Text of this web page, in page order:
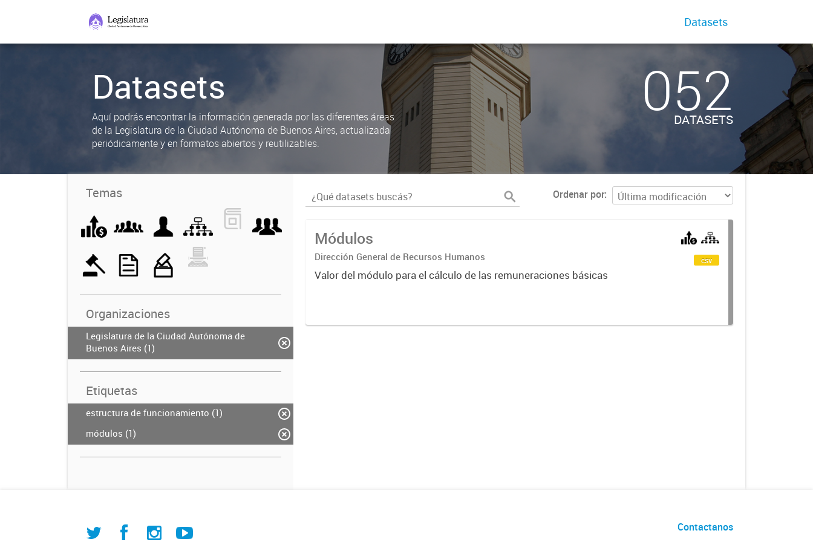
Datasets
Datasets
Aquí podrás encontrar la información generada por las diferentes áreas
de la Legislatura de la Ciudad Autónoma de Buenos Aires, actualizada
periódicamente y en formatos abiertos y reutilizables.
052
DATASETS
Temas
Organizaciones
Legislatura de la Ciudad Autónoma de
Buenos Aires (1)
Etiquetas
estructura de funcionamiento (1)
módulos (1)
Ordenar por
Módulos
Dirección General de Recursos Humanos
Valor del módulo para el cálculo de las remuneraciones básicas
csv
Contactanos